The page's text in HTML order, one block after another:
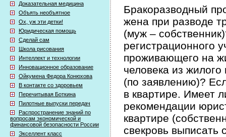
Доказательная медицина
Объять необъятное
Ох, уж эти детки!
Юридическая помощь
Сделай сам
Школа рисования
Интеллект и технологии
Инновационное образование
Ойкумена Федора Конюхова
В контакте со здоровьем
Перечитывая Боткина
Пилотные выпуски передач
Распространение знаний по
вопросам экономической и
финансовой безопасности России
Экселлент класс
Бракоразводный
жена при разводе
(муж –
регистрационного
проживающего на
человека из
(по заявлению)?
в квартире. Имеет
рекомендации
квартире
свекровь выписать